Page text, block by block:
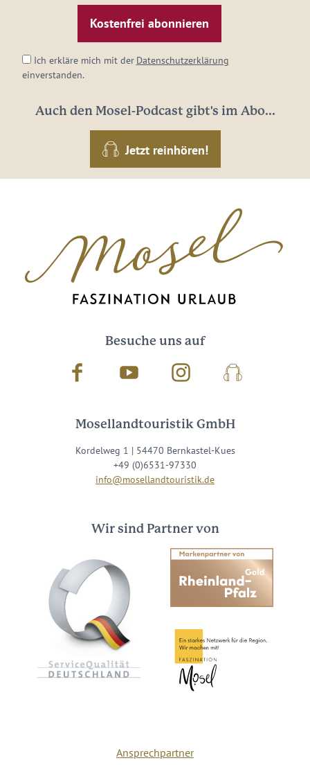
Mail-
Adresse:
Ich erkläre mich mit der Datenschutzerklärung
einverstanden.
Auch den Mosel-Podcast gibt's im Abo...
Jetzt reinhören!
Besuche uns auf
Facebook Youtube InstagramPodcast
Mosellandtouristik GmbH
Kordelweg 1 | 54470 Bernkastel-Kues
+49 (0)6531-97330
info@mosellandtouristik.de
Wir sind Partner von
Ansprechpartner